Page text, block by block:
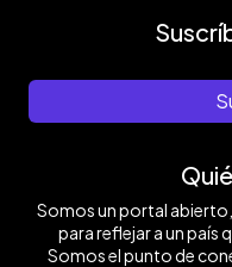
Somos un portal
para reflejar a un país
Somos el punto de